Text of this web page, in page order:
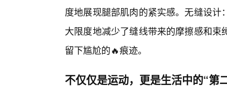
度地展现腿部肌肉的紧实感。无缝设
大限度地减少了缝线带来的摩擦感和
留下尴尬的🔥痕迹。
不仅仅是运动，更是生活中的“第